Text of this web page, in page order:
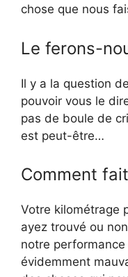
chose que nous
Le ferons-
Il y a la question
pouvoir vous le
pas de boule de
est peut-être…
Comment
Votre kilométrage
ayez trouvé ou
notre
évidemment